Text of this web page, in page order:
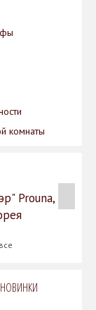
комнаты
Prouna,
НОВИНКИ